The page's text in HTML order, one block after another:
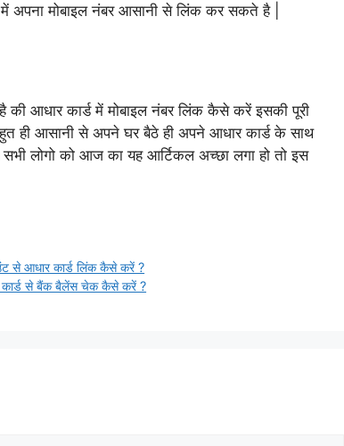
अपना मोबाइल नंबर आसानी से लिंक कर सकते है |
आधार कार्ड में मोबाइल नंबर लिंक कैसे करें इसकी पूरी
ही आसानी से अपने घर बैठे ही अपने आधार कार्ड के साथ
लोगो को आज का यह आर्टिकल अच्छा लगा हो तो इस
आधार कार्ड लिंक कैसे करें ?
से बैंक बैलेंस चेक कैसे करें ?